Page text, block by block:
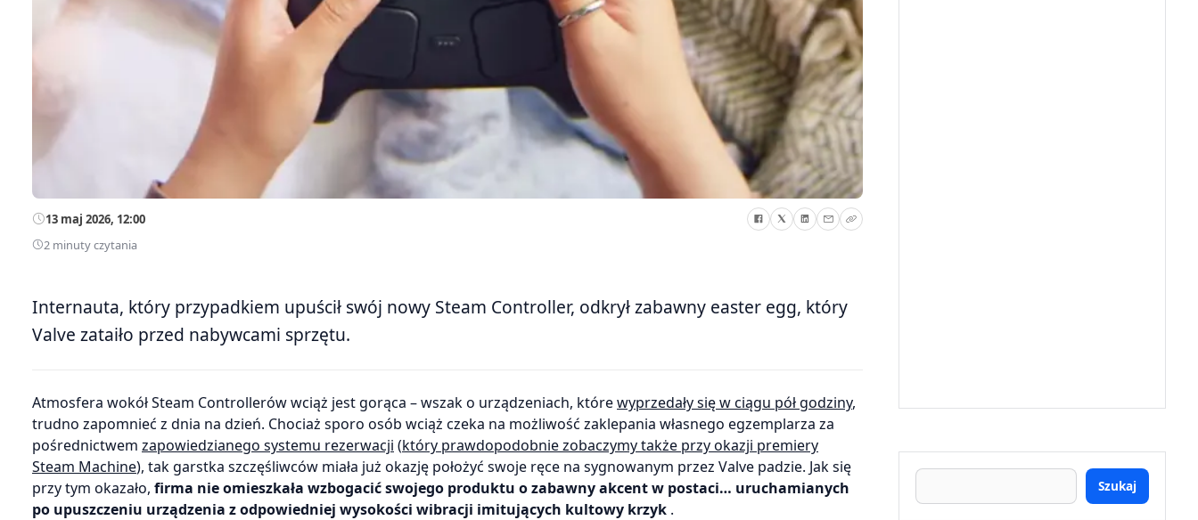
13 maj 2026, 12:00
2 minuty czytania
Internauta, który przypadkiem upuścił swój nowy Steam Controller, odkrył zabawny easter egg, który
Valve zataiło przed nabywcami sprzętu.
Atmosfera wokół Steam Controllerów wciąż jest gorąca – wszak o urządzeniach, którewyprzedały się w ciągu pół godziny,
trudno zapomnieć z dnia na dzień. Chociaż sporo osób wciąż czeka na możliwość zaklepania własnego egzemplarza za
pośrednictwem zapowiedzianego systemu rezerwacji (który prawdopodobnie zobaczymy także przy okazji premiery
Steam Machine), tak garstka szczęśliwców miała już okazję położyć swoje ręce na sygnowanym przez Valve padzie. Jak się
przy tym okazało, firma nie omieszkała wzbogacić swojego produktu o zabawny akcent w postaci… uruchamianych
po upuszczeniu urządzenia z odpowiedniej wysokości wibracji imitujących kultowy krzyk .
Szukaj